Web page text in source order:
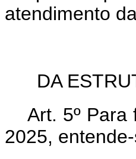
atendimento
DA
Art. 5º
2025,